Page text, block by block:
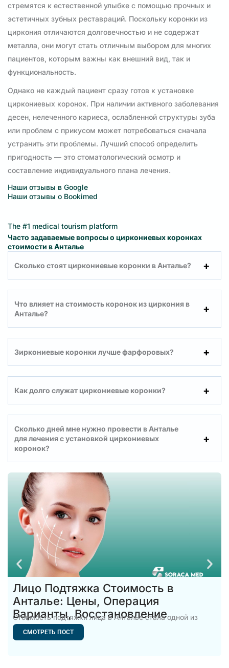
стремятся к естественной улыбке с помощью прочных и
эстетичных зубных реставраций. Поскольку коронки из
циркония отличаются долговечностью и не содержат
металла, они могут стать отличным выбором для многих
пациентов, которым важны как внешний вид, так и
функциональность.
Однако не каждый пациент сразу готов к установке
циркониевых коронок. При наличии активного заболевания
десен, нелеченного кариеса, ослабленной структуры зуба
или проблем с прикусом может потребоваться сначала
устранить эти проблемы. Лучший способ определить
пригодность — это стоматологический осмотр и
составление индивидуального плана лечения.
Наши отзывы в Google
Наши отзывы о Bookimed
The #1 medical tourism platform
Часто задаваемые вопросы о циркониевых коронках
стоимости в Анталье
Сколько стоят циркониевые коронки в Анталье?
Что влияет на стоимость коронок из циркония в
Анталье?
Зиркониевые коронки лучше фарфоровых?
Как долго служат циркониевые коронки?
Сколько дней мне нужно провести в Анталье
для лечения с установкой циркониевых
коронок?
Лицо Подтяжка Стоимость в
Анталье: Цены, Операция
Варианты, Восстановление
Стоимость подтяжки лица в Анталье стала одной из
самых популярных
СМОТРЕТЬ ПОСТ